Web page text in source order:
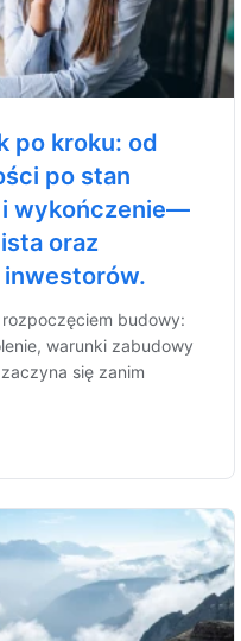
po kroku: od
po stan
i wykończenie—
oraz
inwestorów.
budowy:
warunki zabudowy
się zanim